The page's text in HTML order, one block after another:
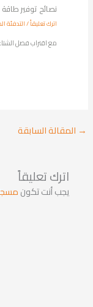
نصائح توفير طاقة
اترك تعليقاً/التدفئة
مع اقتراب فصل
→ المقالة السابقة
اترك تعليقاً
يجب أنت تكون